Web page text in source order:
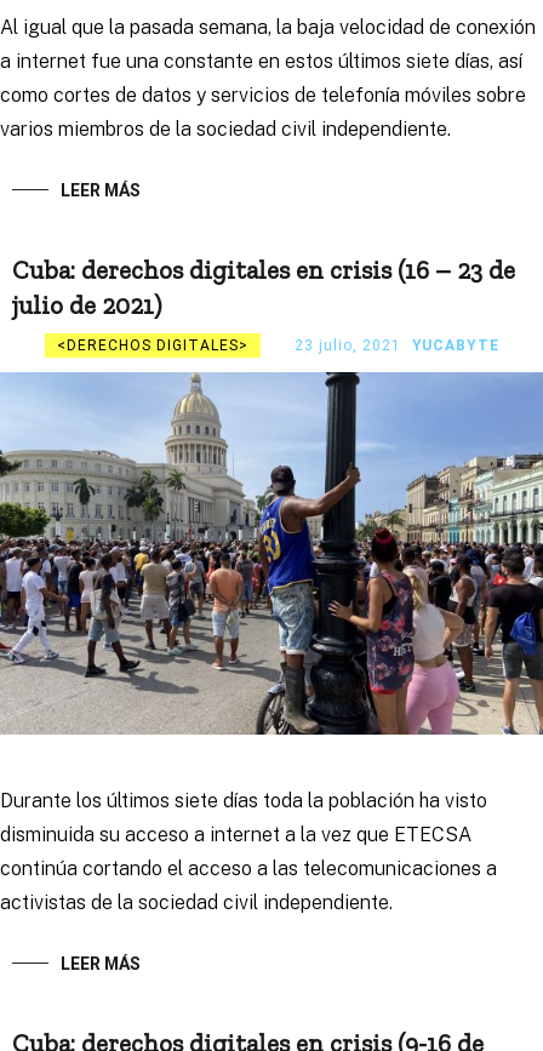
Al igual que la pasada semana, la baja velocidad de conexión
a internet fue una constante en estos últimos siete días, así
como cortes de datos y servicios de telefonía móviles sobre
varios miembros de la sociedad civil independiente.
LEER MÁS
Cuba: derechos digitales en crisis (16 – 23 de
julio de 2021)
DERECHOS DIGITALES 23 julio, 2021 YUCABYTE
Durante los últimos siete días toda la población ha visto
disminuida su acceso a internet a la vez que ETECSA
continúa cortando el acceso a las telecomunicaciones a
activistas de la sociedad civil independiente.
LEER MÁS
Cuba: derechos digitales en crisis (9-16 de